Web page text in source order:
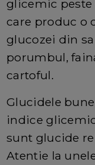
glicemic peste
care produc o
glucozei din
porumbul,
cartoful.
Glucidele
indice
sunt glucide
Atentie la